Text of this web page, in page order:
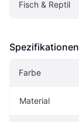
Fisch & Reptil
Spezifikationen
Farbe
Material